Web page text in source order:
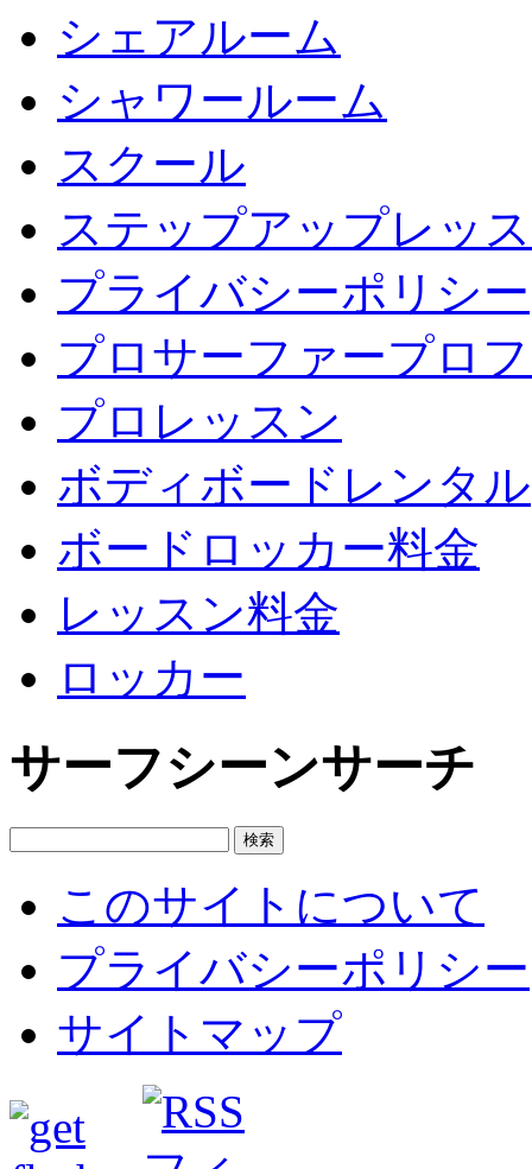
シェアルーム
シャワールーム
スクール
ステップアップレッ
プライバシーポリシー
プロサーファープロ
プロレッスン
ボディボードレンタル
ボードロッカー料金
レッスン料金
ロッカー
サーフシーンサーチ
このサイトについて
プライバシーポリシー
サイトマップ